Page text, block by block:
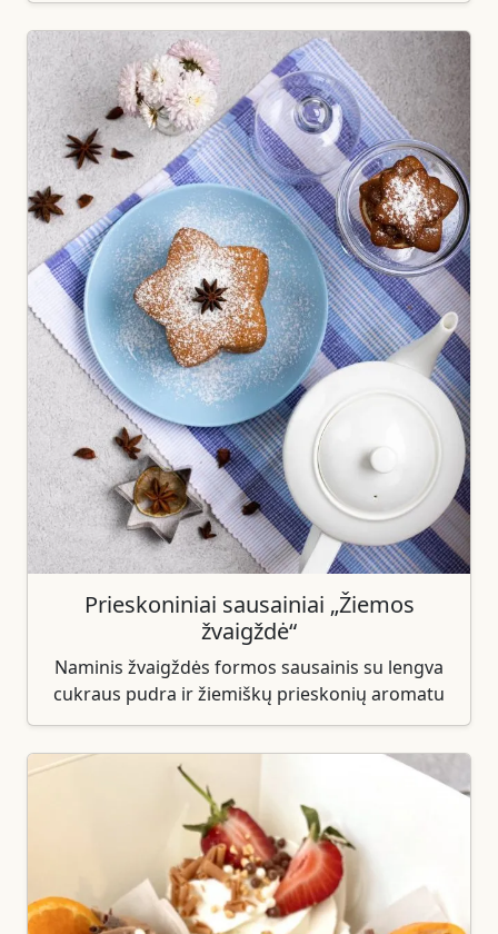
Prieskoniniai sausainiai „Žiemos
žvaigždė“
Naminis žvaigždės formos sausainis su lengva
cukraus pudra ir žiemiškų prieskonių aromatu